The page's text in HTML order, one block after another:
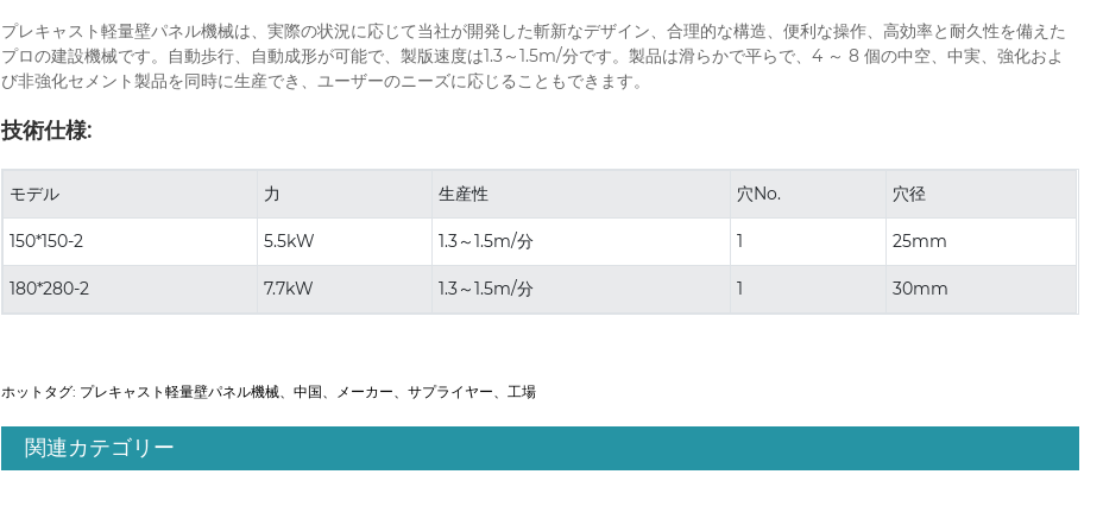
プレキャスト軽量壁パネル機械は、実際の状況に応じて当社が開発した斬新なデザイン、合理的な構造、便利な操作、高効率と耐久性を備えた
プロの建設機械です。自動歩行、自動成形が可能で、製版速度は1.3～1.5m/分です。製品は滑らかで平らで、4 ～ 8 個の中空、中実、強化およ
び非強化セメント製品を同時に生産でき、ユーザーのニーズに応じることもできます。
技術仕様:
モデル 力 生産性 穴No. 穴径
150*150-2 5.5kW 1.3～1.5m/分 1 25mm
180*280-2 7.7kW 1.3～1.5m/分 1 30mm
ホットタグ: プレキャスト軽量壁パネル機械、中国、メーカー、サプライヤー、工場
関連カテゴリー